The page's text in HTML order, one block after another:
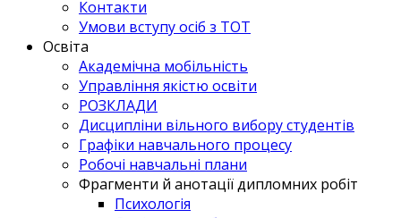
Контакти
Умови вступу осіб з ТОТ
Освіта
Академічна мобільність
Управління якістю освіти
РОЗКЛАДИ
Дисципліни вільного вибору студентів
Графіки навчального процесу
Робочі навчальні плани
Фрагменти й анотації дипломних робіт
Психологія